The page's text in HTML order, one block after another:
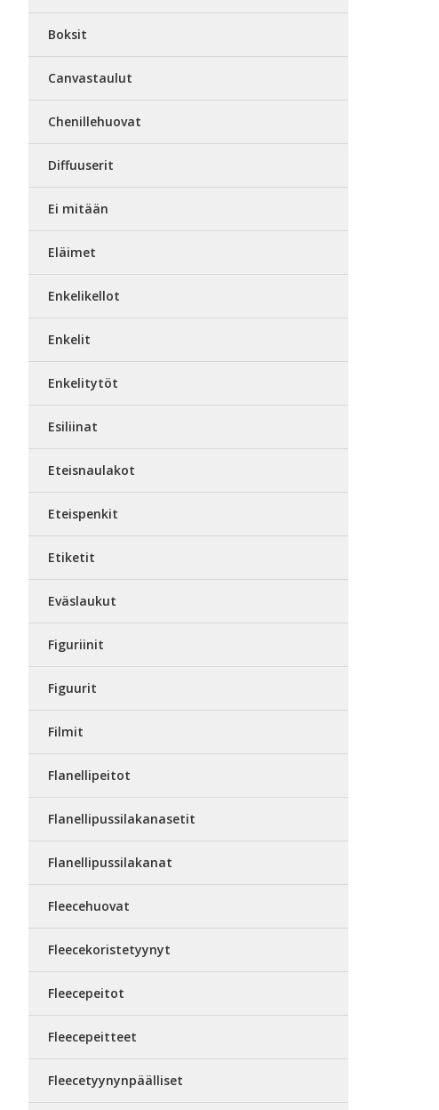
Boksit
Canvastaulut
Chenillehuovat
Diffuuserit
Ei mitään
Eläimet
Enkelikellot
Enkelit
Enkelitytöt
Esiliinat
Eteisnaulakot
Eteispenkit
Etiketit
Eväslaukut
Figuriinit
Figuurit
Filmit
Flanellipeitot
Flanellipussilakanasetit
Flanellipussilakanat
Fleecehuovat
Fleecekoristetyynyt
Fleecepeitot
Fleecepeitteet
Fleecetyynynpäälliset